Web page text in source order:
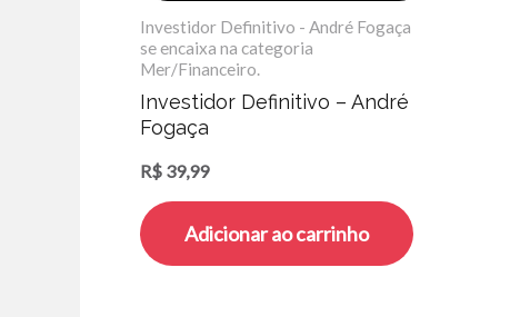
Investidor Definitivo - André Fogaça
se encaixa na categoria
Mer/Financeiro.
Investidor Definitivo – André
Fogaça
R$ 39,99
Adicionar ao carrinho